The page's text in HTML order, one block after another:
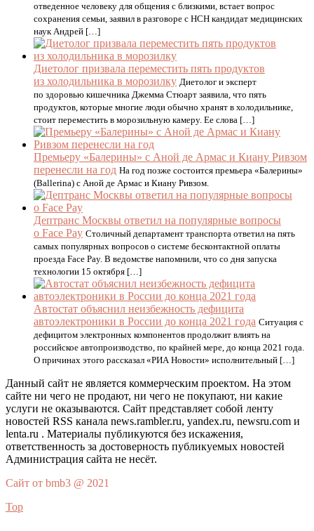
отведенное человеку для общения с близкими, встает вопрос
сохранения семьи, заявил в разговоре с НСН кандидат медицинских
наук Андрей […]
Диетолог призвала переместить пять продуктов
из холодильника в морозилку Диетолог и эксперт
по здоровью кишечника Джемма Стюарт заявила, что пять
продуктов, которые многие люди обычно хранят в холодильнике,
стоит переместить в морозильную камеру. Ее слова […]
Премьеру «Балерины» с Аной де Армас и Киану Ривзом
перенесли на год На год позже состоится премьера «Балерины»
(Ballerina) с Аной де Армас и Киану Ривзом.
Дептранс Москвы ответил на популярные вопросы
о Face Pay Столичный департамент транспорта ответил на пять
самых популярных вопросов о системе бесконтактной оплаты
проезда Face Pay. В ведомстве напомнили, что со дня запуска
технологии 15 октября […]
Автостат объяснил неизбежность дефицита
автоэлектроники в России до конца 2021 года Ситуация с
дефицитом электронных компонентов продолжит влиять на
российское автопроизводство, по крайней мере, до конца 2021 года.
О причинах этого рассказал «РИА Новости» исполнительный […]
Данный сайт не является коммерческим проектом. На этом
сайте ни чего не продают, ни чего не покупают, ни какие
услуги не оказываются. Сайт представляет собой ленту
новостей RSS канала news.rambler.ru, yandex.ru, newsru.com и
lenta.ru . Материалы публикуются без искажения,
ответственность за достоверность публикуемых новостей
Администрация сайта не несёт.
Сайт от bmb3 @ 2021
Top